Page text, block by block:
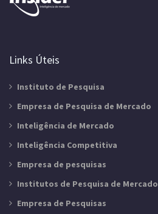
Links Úteis
Instituto de Pesquisa
Empresa de Pesquisa de Mercado
Inteligência de Mercado
Inteligência Competitiva
Empresa de pesquisas
Institutos de Pesquisa de Mercado
Empresa de Pesquisas